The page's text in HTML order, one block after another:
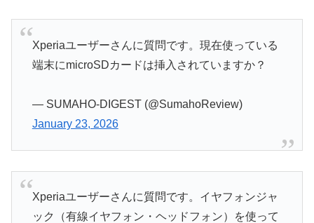
Xperiaユーザーさんに質問です。現在使っている
端末にmicroSDカードは挿入されていますか？
— SUMAHO-DIGEST (@SumahoReview)
January 23, 2026
Xperiaユーザーさんに質問です。イヤフォンジャ
ック（有線イヤフォン・ヘッドフォン）を使って